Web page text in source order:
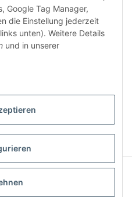
Google Tag Manager,
die Einstellung jederzeit
unten). Weitere Details
und in unserer
USt., zzgl.
GmbH
AVIA JTL-Shop Template